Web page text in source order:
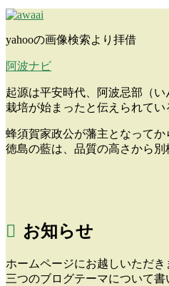
yahooの画像検索より拝借
阿波ナビ
起源は平安時代、阿波忌部（
栽培が始まったと伝えられてい
蜂須賀家政公が藩主となって
徳島の藍は、品質の高さから
お知らせ
ホームページにお越しいただき
三つのブログテーマについて書